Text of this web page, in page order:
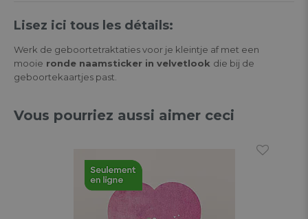
Lisez ici tous les détails:
Werk de geboortetraktaties voor je kleintje af met een
mooie ronde naamsticker in velvetlook die bij de
geboortekaartjes past.
Vous pourriez aussi aimer ceci